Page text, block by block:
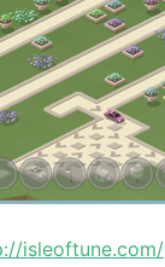
isleoftune.com/